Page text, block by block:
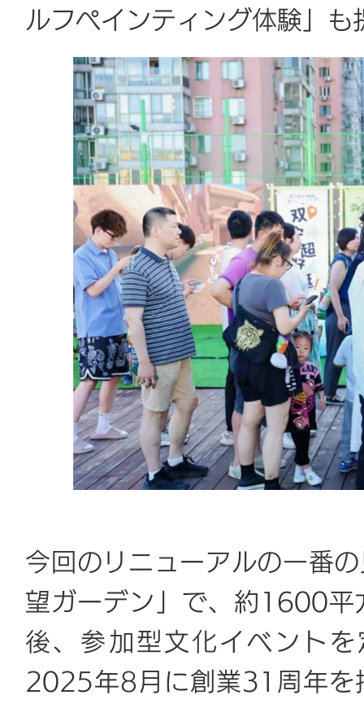
ルフペインティング体験」も
今回のリニューアルの一番
望ガーデン」で、約1600平
後、参加型文化イベント
2025年8月に創業31周年を